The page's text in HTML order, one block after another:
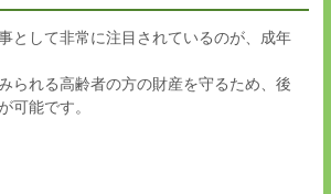
として非常に注目されているのが、成年
られる高齢者の方の財産を守るため、後
可能です。